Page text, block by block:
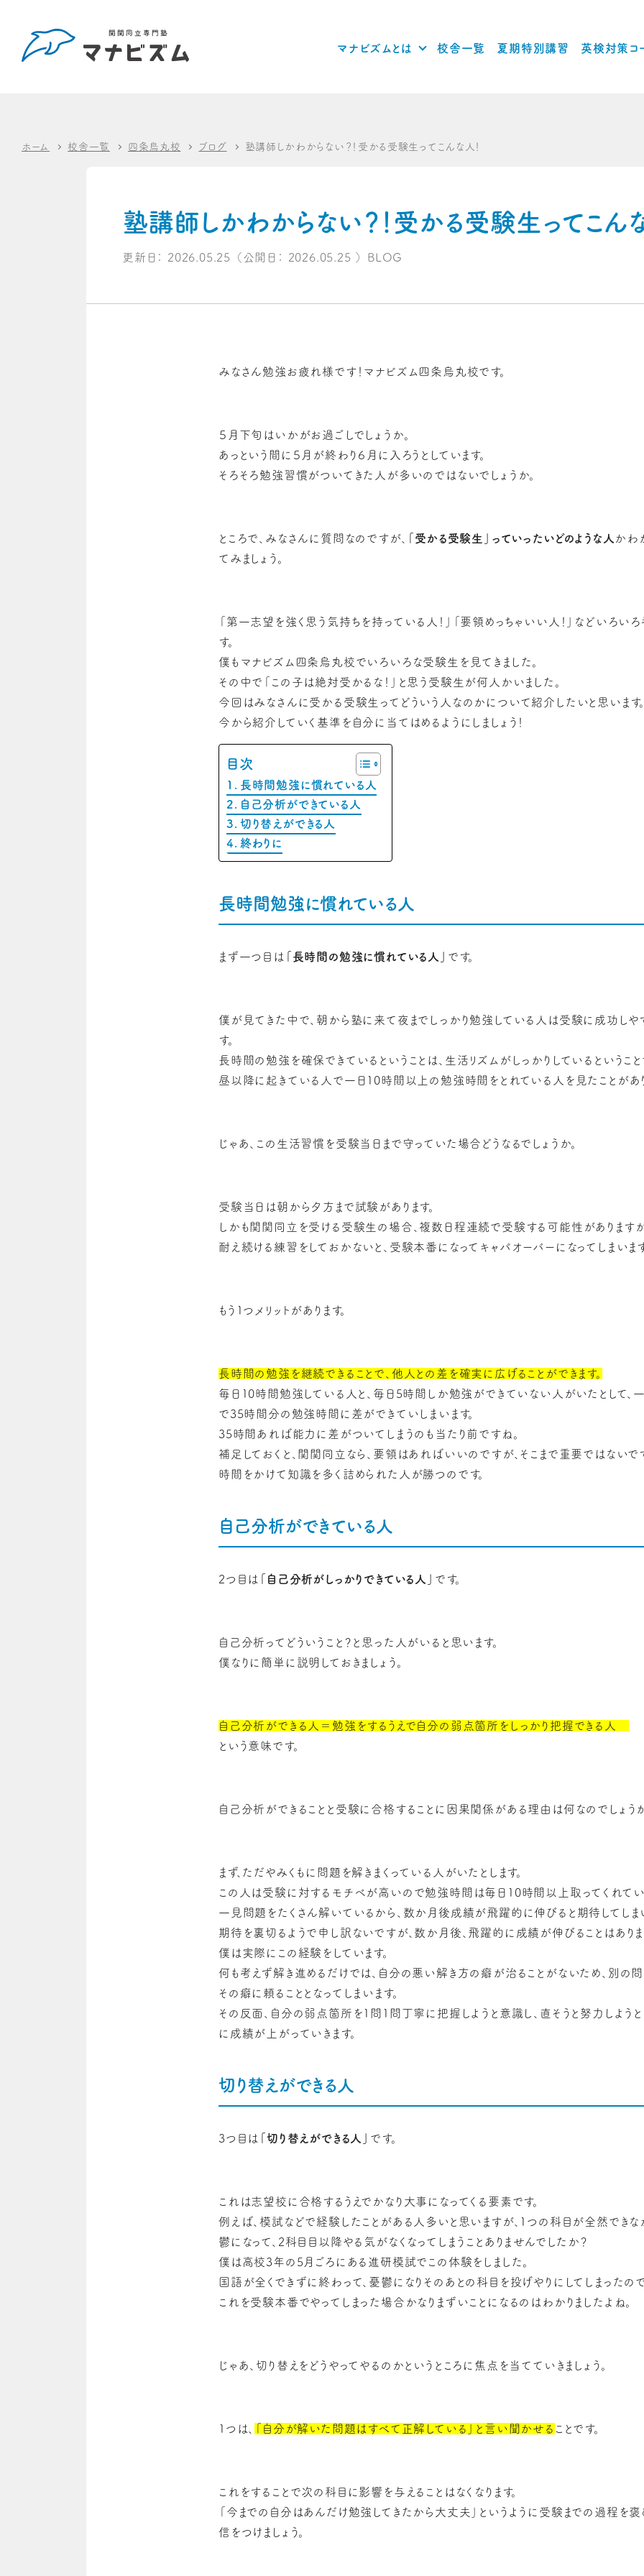
マナビズムとは 校舎一覧 夏期特別講習 英検対策コ
ホーム 校舎一覧 四条烏丸校 ブログ 塾講師しかわからない？！受かる受験生ってこんな人！
塾講師しかわからない？！受かる受験生ってこん
更新日： 2026.05.25 （公開日： 2026.05.25 ） BLOG
みなさん勉強お疲れ様です！マナビズム四条烏丸校です。
５月下旬はいかがお過ごしでしょうか。
あっという間に５月が終わり６月に入ろうとしています。
そろそろ勉強習慣がついてきた人が多いのではないでしょうか。
ところで、みなさんに質問なのですが、 「受かる受験生」っていったいどのような人 かわ
てみましょう。
「第一志望を強く思う気持ちを持っている人！」「要領めっちゃいい人！」などいろい
す。
僕もマナビズム四条烏丸校でいろいろな受験生を見てきました。
その中で「この子は絶対受かるな！」と思う受験生が何人かいました。
今回はみなさんに受かる受験生ってどういう人なのかについて紹介したいと思います
今から紹介していく基準を自分に当てはめるようにしましょう！
目次
長時間勉強に慣れている人
自己分析ができている人
切り替えができる人
終わりに
長時間勉強に慣れている人
まず一つ目は 「長時間の勉強に慣れている人」 です。
僕が見てきた中で、朝から塾に来て夜までしっかり勉強している人は受験に成功しや
す。
長時間の勉強を確保できているということは、生活リズムがしっかりしているということ
昼以降に起きている人で一日10時間以上の勉強時間をとれている人を見たことがあ
じゃあ、この生活習慣を受験当日まで守っていた場合どうなるでしょうか。
受験当日は朝から夕方まで試験があります。
しかも関関同立を受ける受験生の場合、複数日程連続で受験する可能性があります
耐え続ける練習をしておかないと、受験本番になってキャパオーバーになってしまいます
もう1つメリットがあります。
長時間の勉強を継続できることで、他人との差を確実に広げることができます。
毎日10時間勉強している人と、毎日5時間しか勉強ができていない人がいたとして、
で35時間分の勉強時間に差ができていしまいます。
35時間あれば能力に差がついてしまうのも当たり前ですね。
補足しておくと、関関同立なら、要領はあればいいのですが、そこまで重要ではないで
時間をかけて知識を多く詰められた人が勝つのです。
自己分析ができている人
2つ目は 「自己分析がしっかりできている人」 です。
自己分析ってどういうこと？と思った人がいると思います。
僕なりに簡単に説明しておきましょう。
自己分析ができる人＝勉強をするうえで自分の弱点箇所をしっかり把握できる人
という意味です。
自己分析ができることと受験に合格することに因果関係がある理由は何なのでしょう
まず、ただやみくもに問題を解きまくっている人がいたとします。
この人は受験に対するモチベが高いので勉強時間は毎日10時間以上取ってくれてい
一見問題をたくさん解いているから、数か月後成績が飛躍的に伸びると期待してしま
期待を裏切るようで申し訳ないですが、数か月後、飛躍的に成績が伸びることはありま
僕は実際にこの経験をしています。
何も考えず解き進めるだけでは、自分の悪い解き方の癖が治ることがないため、別の
その癖に頼ることとなってしまいます。
その反面、自分の弱点箇所を1問1問丁寧に把握しようと意識し、直そうと努力しよう
に成績が上がっていきます。
切り替えができる人
3つ目は 「切り替えができる人」 です。
これは志望校に合格するうえでかなり大事になってくる要素です。
例えば、模試などで経験したことがある人多いと思いますが、1つの科目が全然できな
鬱になって、2科目目以降やる気がなくなってしまうことありませんでしたか？
僕は高校3年の5月ごろにある進研模試でこの体験をしました。
国語が全くできずに終わって、憂鬱になりそのあとの科目を投げやりにしてしまったので
これを受験本番でやってしまった場合かなりまずいことになるのはわかりましたよね。
じゃあ、切り替えをどうやってやるのかというところに焦点を当てていきましょう。
1つは、 「自分が解いた問題はすべて正解している」と言い聞かせる ことです。
これをすることで次の科目に影響を与えることはなくなります。
「今までの自分はあんだけ勉強してきたから大丈夫」というように受験までの過程を褒
信をつけましょう。